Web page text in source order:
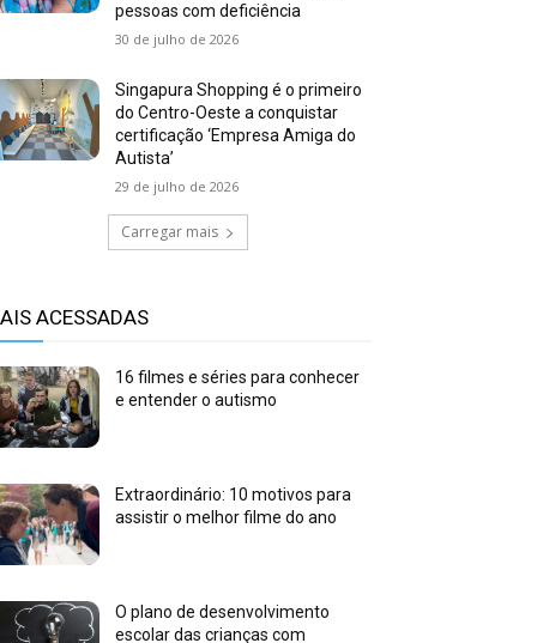
pessoas com deficiência
30 de julho de 2026
Singapura Shopping é o primeiro
do Centro-Oeste a conquistar
certificação ‘Empresa Amiga do
Autista’
29 de julho de 2026
Carregar mais
ACESSADAS
16 filmes e séries para conhecer
e entender o autismo
Extraordinário: 10 motivos para
assistir o melhor filme do ano
O plano de desenvolvimento
escolar das crianças com